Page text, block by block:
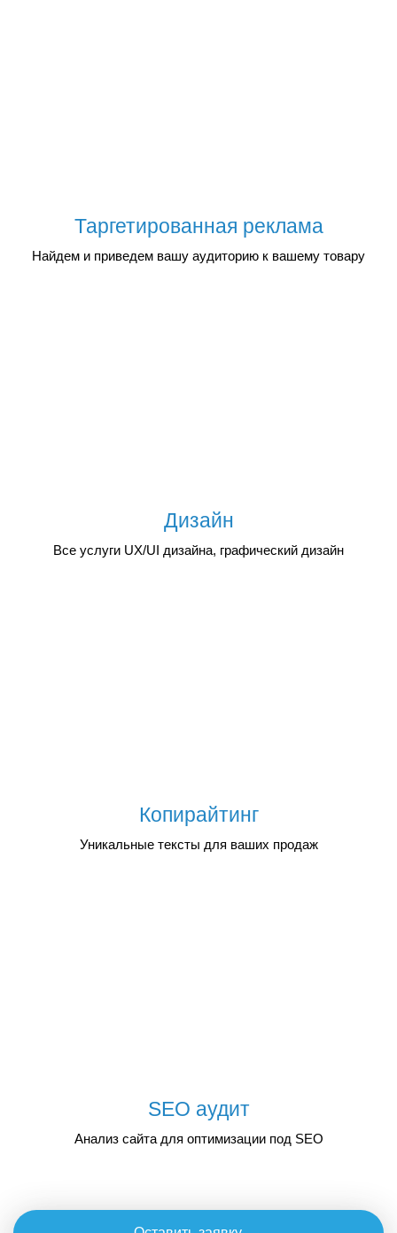
Таргетированная реклама
Найдем и приведем вашу аудиторию к вашему товару
Дизайн
Все услуги UX/UI дизайна, графический дизайн
Копирайтинг
Уникальные тексты для ваших продаж
SEO аудит
Анализ сайта для оптимизации под SEO